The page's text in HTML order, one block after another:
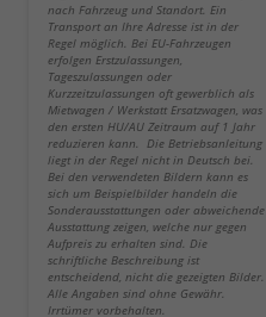
nach Fahrzeug und Standort. Ein
Transport an Ihre Adresse ist in der
Regel möglich. Bei EU-Fahrzeugen
erfolgen Erstzulassungen,
Tageszulassungen oder
Kurzzeitzulassungen oft gewerblich als
Mietwagen / Werkstatt Ersatzwagen, was
den ersten HU/AU Zeitraum auf 1 Jahr
reduzieren kann. Die Betriebsanleitung
liegt in der Regel nicht in Deutsch bei.
Bei den verwendeten Bildern kann es
sich um Beispielbilder handeln die
Sonderausstattungen oder abweichende
Ausstattung zeigen, welche nur gegen
Aufpreis zu erhalten sind. Die
schriftliche Beschreibung ist
entscheidend, nicht die gezeigten Bilder.
Alle Angaben sind ohne Gewähr.
Irrtümer vorbehalten.